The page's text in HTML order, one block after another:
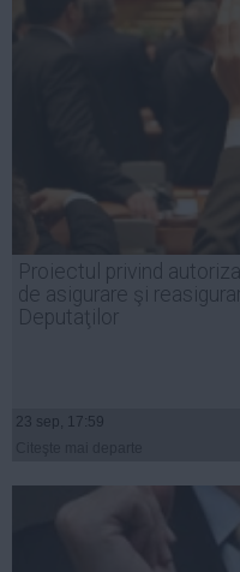
Proiectul privind
de asigurare şi
Deputaţilor
23 sep, 17:59